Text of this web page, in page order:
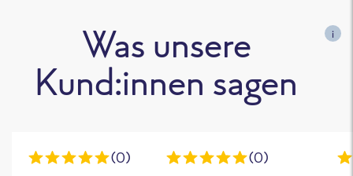
Was unsere
Kund:innen sagen
i
(0) (0)